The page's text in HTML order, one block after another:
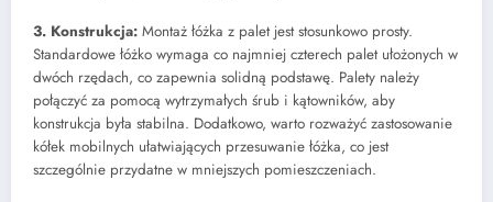
3. Konstrukcja: Montaż łóżka z palet jest stosunkowo prosty.
Standardowe łóżko wymaga co najmniej czterech palet ułożonych w
dwóch rzędach, co zapewnia solidną podstawę. Palety należy
połączyć za pomocą wytrzymałych śrub i kątowników, aby
konstrukcja była stabilna. Dodatkowo, warto rozważyć zastosowanie
kółek mobilnych ułatwiających przesuwanie łóżka, co jest
szczególnie przydatne w mniejszych pomieszczeniach.